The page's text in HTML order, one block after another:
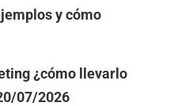
y cómo
¿cómo llevarlo
07/2026